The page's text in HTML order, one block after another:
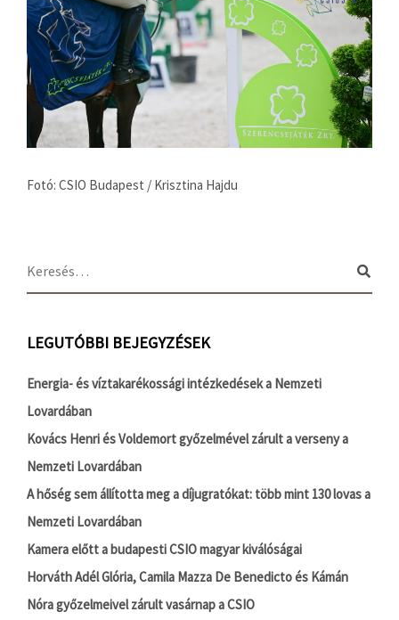
Fotó: CSIO Budapest / Krisztina Hajdu
LEGUTÓBBI BEJEGYZÉSEK
Energia- és víztakarékossági intézkedések a Nemzeti
Lovardában
Kovács Henri és Voldemort győzelmével zárult a verseny a
Nemzeti Lovardában
A hőség sem állította meg a díjugratókat: több mint 130 lovas a
Nemzeti Lovardában
Kamera előtt a budapesti CSIO magyar kiválóságai
Horváth Adél Glória, Camila Mazza De Benedicto és Kámán
Nóra győzelmeivel zárult vasárnap a CSIO